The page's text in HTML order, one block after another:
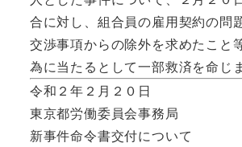
合に対し、組合員の雇用契約の問
交渉事項からの除外を求めたこと
為に当たるとして一部救済を命じ
令和２年２月２０日
東京都労働委員会事務局
新事件命令書交付について